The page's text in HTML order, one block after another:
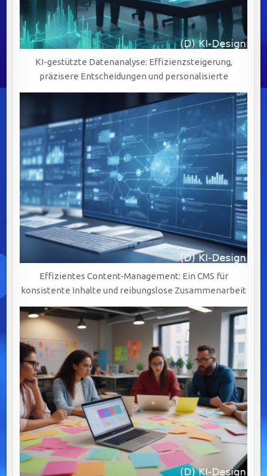
KI-gestützte Datenanalyse: Effizienzsteigerung,
präzisere Entscheidungen und personalisierte
Effizientes Content-Management: Ein CMS für
konsistente Inhalte und reibungslose Zusammenarbeit